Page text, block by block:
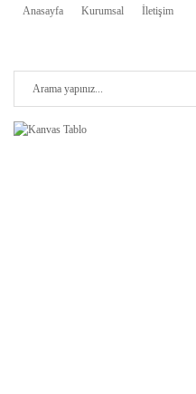
Anasayfa Kurumsal İletişim